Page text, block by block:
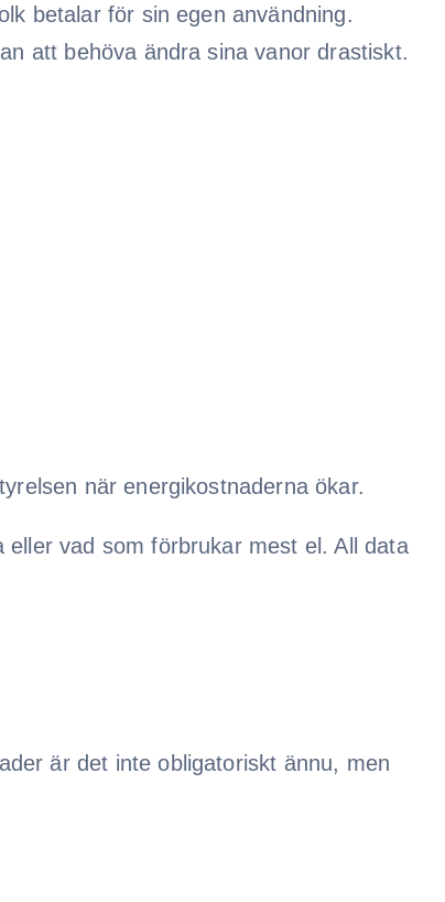
betalar för sin egen användning.
att behöva ändra sina vanor drastiskt.
när energikostnaderna ökar.
vad som förbrukar mest el. All data
är det inte obligatoriskt ännu, men